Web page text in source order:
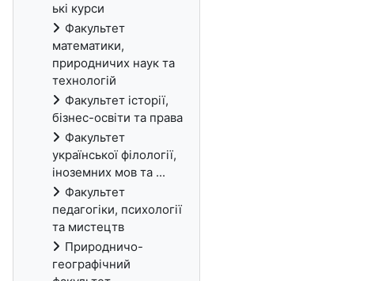
ькі курси
Факультет
математики,
природничих наук та
технологій
Факультет історії,
бізнес-освіти та права
Факультет
української філології,
іноземних мов та ...
Факультет
педагогіки, психології
та мистецтв
Природничо-
географічний